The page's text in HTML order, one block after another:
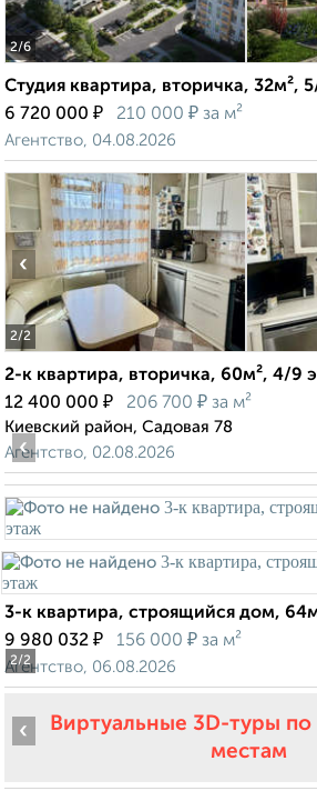
2/6
Студия квартира, вторичка, 32м²,
6 720 000 ₽ 210 000 ₽ за м²
Агентство, 04.08.2026
2/2
‹
2-к квартира, вторичка, 60м², 4/9
12 400 000 ₽ 206 700 ₽ за м²
Киевский район, Садовая 78
Агентство, 02.08.2026
2/2
‹
3-к квартира, строящийся дом,
9 980 032 ₽ 156 000 ₽ за м²
Агентство, 06.08.2026
Виртуальные 3D-туры
местам
‹